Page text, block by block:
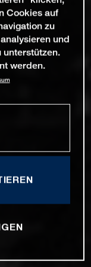
Cookies auf
zu
und
unterstützen.
werden.